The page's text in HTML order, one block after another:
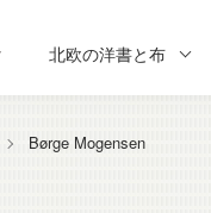
北欧の洋書と布
Børge Mogensen